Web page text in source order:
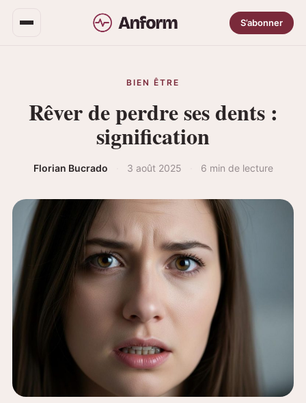
S’abonner
BIEN ÊTRE
Rêver de perdre ses dents :
signification
Florian Bucrado 3 août 2025 6 min de lecture